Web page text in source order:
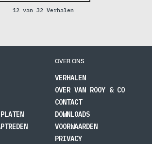
12 van 32 Verhalen
OVER ONS
VERHALEN
OVER VAN ROOY & CO
CONTACT
DOWNLOADS
VOORWAARDEN
PRIVACY